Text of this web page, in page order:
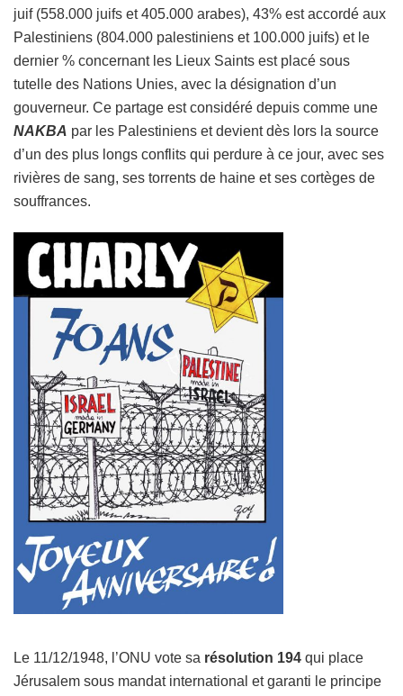
juif (558.000 juifs et 405.000 arabes), 43% est accordé aux
Palestiniens (804.000 palestiniens et 100.000 juifs) et le
dernier % concernant les Lieux Saints est placé sous
tutelle des Nations Unies, avec la désignation d’un
gouverneur. Ce partage est considéré depuis comme une
NAKBA par les Palestiniens et devient dès lors la source
d’un des plus longs conflits qui perdure à ce jour, avec ses
rivières de sang, ses torrents de haine et ses cortèges de
souffrances.
Le 11/12/1948, l’ONU vote sa résolution 194 qui place
Jérusalem sous mandat international et garanti le principe